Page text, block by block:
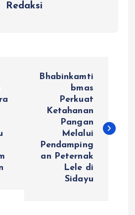
Redaksi
Bhabinkamti
bmas
Perkuat
Ketahanan
Pangan
Melalui
Pendamping
an Peternak
Lele di
Sidayu